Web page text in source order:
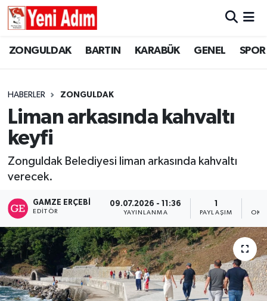
ZONGULDAK BARTIN KARABÜK GENEL SPOR
HABERLER ZONGULDAK
Liman arkasında kahvaltı
keyfi
Zonguldak Belediyesi liman arkasında kahvaltı
verecek.
GAMZE ERÇEBI
EDITÖR
09.07.2026 - 11:36
YAYINLANMA PAYLAŞIM
ZONGULDAK
GÜNCEL
SİYASET
RESMİ İLAN
ZONGULDAK
GENEL
SPOR
SİYASET
SAĞLIK
GÜNCEL
RESMİ İLAN
Zonguldak Hava Durumu
Tüm Manşetler
Son Dakika Haberleri
Haber Arşivi